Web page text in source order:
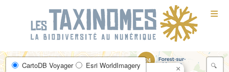
≡
12
124
×
CartoDB Voyager Esri WorldImagery